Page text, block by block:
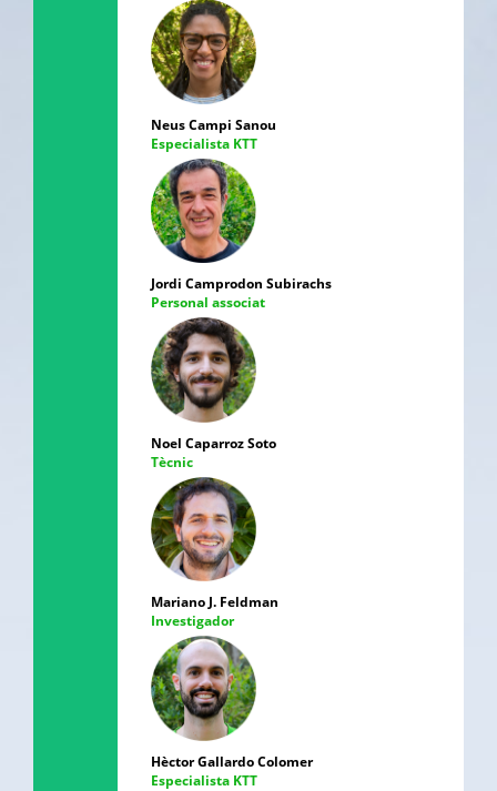
Neus Campi Sanou
Especialista KTT
Jordi Camprodon Subirachs
Personal associat
Noel Caparroz Soto
Tècnic
Mariano J. Feldman
Investigador
Hèctor Gallardo Colomer
Especialista KTT